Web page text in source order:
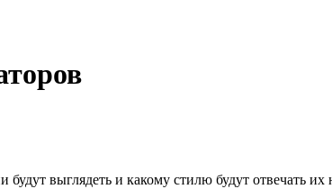
выглядеть и какому стилю будут отвечать их